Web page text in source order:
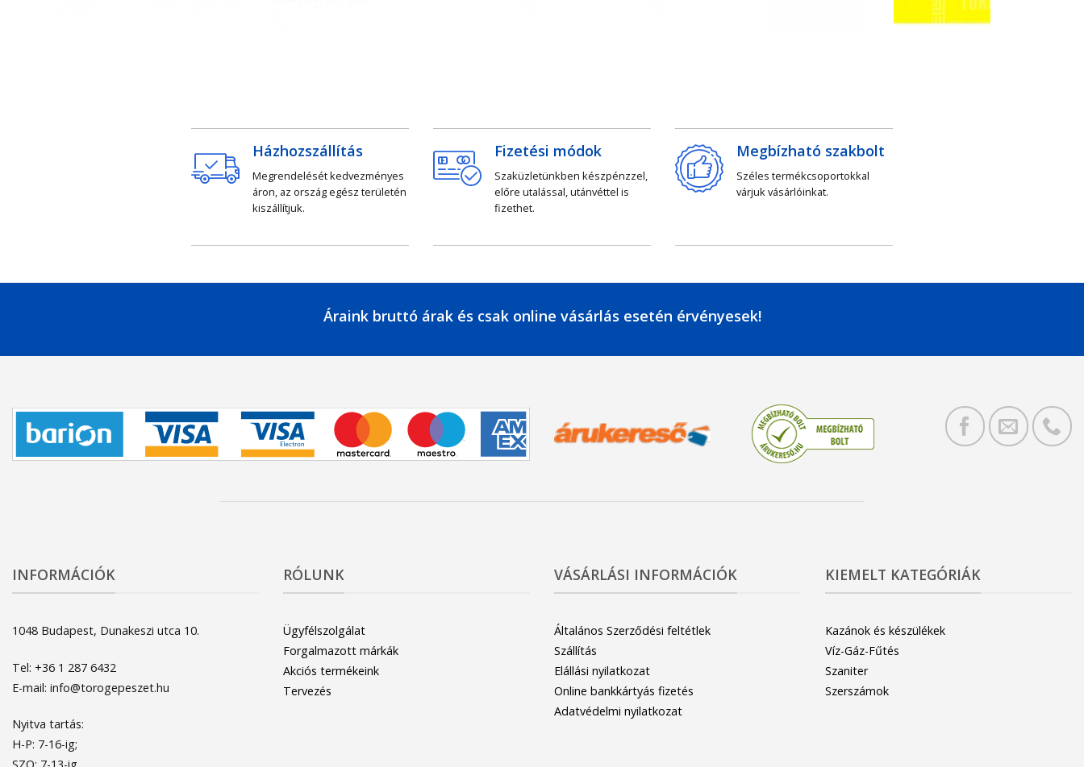
Házhozszállítás
Megrendelését kedvezményes
áron, az ország egész területén
kiszállítjuk.
Fizetési módok
Szaküzletünkben készpénzzel,
előre utalással, utánvéttel is
fizethet.
Megbízható szakbolt
Széles termékcsoportokkal
várjuk vásárlóinkat.
Áraink bruttó árak és csak online vásárlás esetén érvényesek!
INFORMÁCIÓK
1048 Budapest, Dunakeszi utca 10.
Tel: +36 1 287 6432
E-mail: info@torogepeszet.hu
Nyitva tartás:
H-P: 7-16-ig;
RÓLUNK
Ügyfélszolgálat
Forgalmazott márkák
Akciós termékeink
Tervezés
VÁSÁRLÁSI INFORMÁCIÓK
Általános Szerződési feltétlek
Szállítás
Elállási nyilatkozat
Online bankkártyás fizetés
Adatvédelmi nyilatkozat
KIEMELT KATEGÓRIÁK
Kazánok és készülékek
Víz-Gáz-Fűtés
Szaniter
Szerszámok